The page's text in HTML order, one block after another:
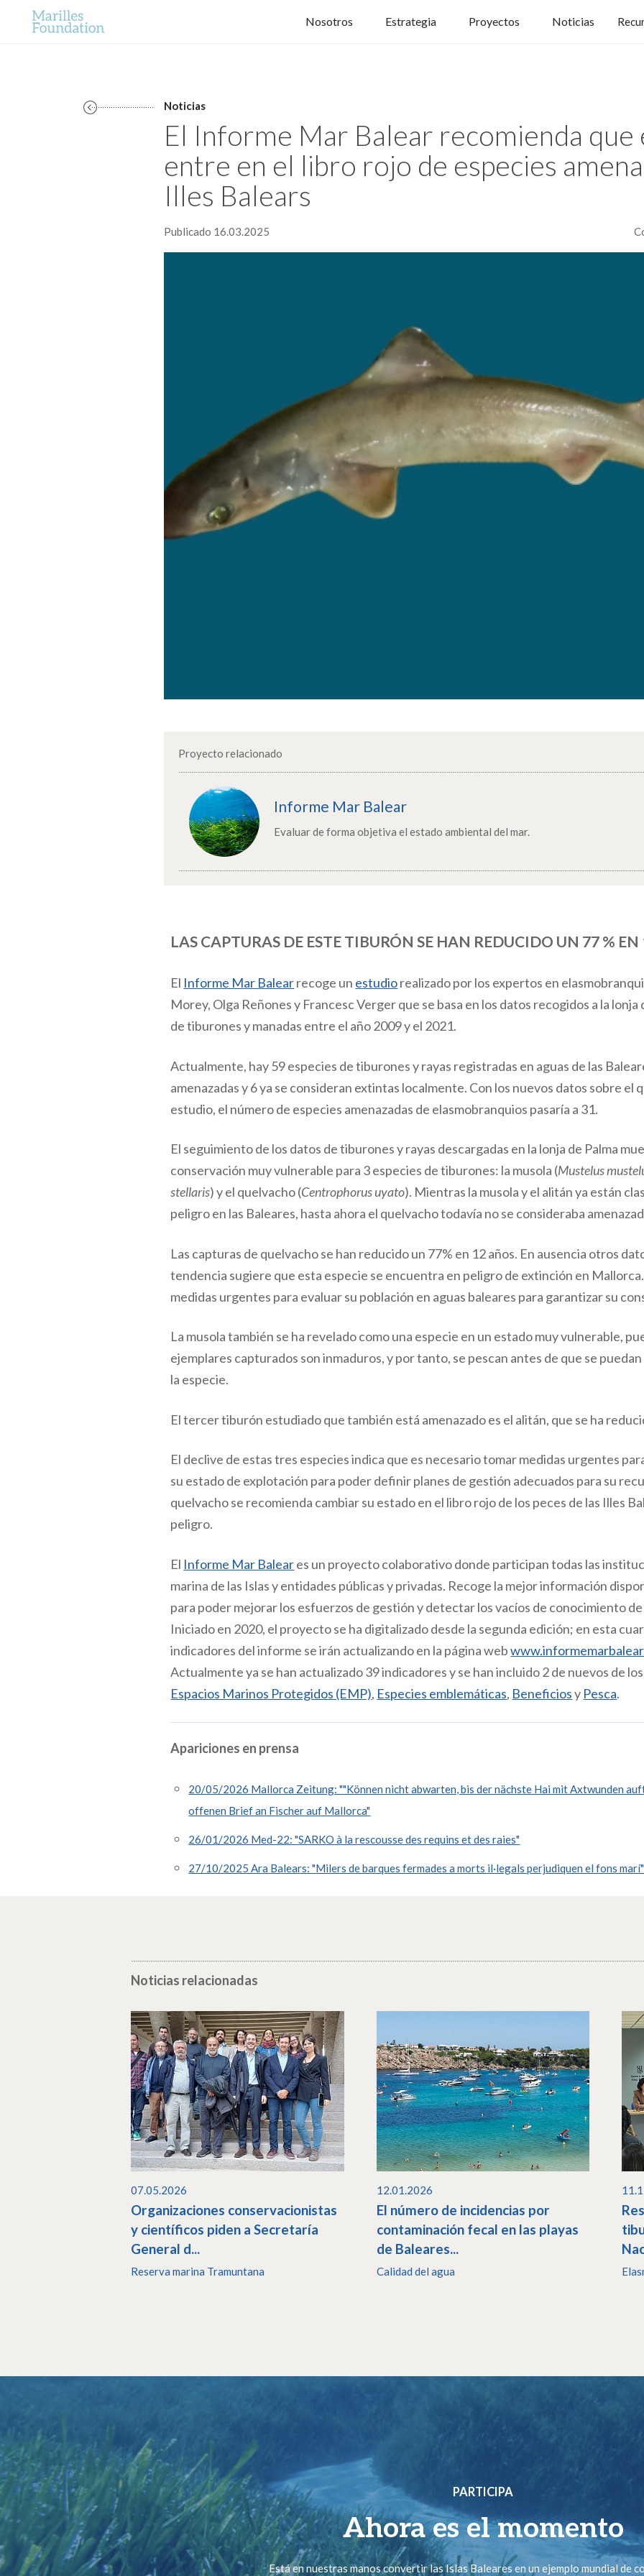
Nosotros Estrategia Proyectos Noticias
Noticias
El Informe Mar Balear recomienda que
entre en el libro rojo de especies
Illes Balears
Publicado 16.03.2025
Proyecto relacionado
Informe Mar Balear
Evaluar de forma objetiva el estado ambiental del mar.
LAS CAPTURAS DE ESTE TIBURÓN SE HAN REDUCIDO UN 77 %
El Informe Mar Balearrecoge un estudiorealizado por los expertos en
Morey, Olga Reñones y Francesc Verger que se basa en los datos recogidos a la lonja
de tiburones y manadas entre el año 2009 y el 2021.
Actualmente, hay 59 especies de tiburones y rayas registradas en aguas de las
amenazadas y 6 ya se consideran extintas localmente. Con los nuevos datos sobre el
estudio, el número de especies amenazadas de elasmobranquios pasaría a 31.
El seguimiento de los datos de tiburones y rayas descargadas en la lonja de Palma
conservación muy vulnerable para 3 especies de tiburones: la musola (Mustelus
stellaris) y el quelvacho (Centrophorus uyato). Mientras la musola y el alitán ya están
peligro en las Baleares, hasta ahora el quelvacho todavía no se consideraba
Las capturas de quelvacho se han reducido un 77% en 12 años. En ausencia otros
tendencia sugiere que esta especie se encuentra en peligro de extinción en
medidas urgentes para evaluar su población en aguas baleares para garantizar su
La musola también se ha revelado como una especie en un estado muy vulnerable,
ejemplares capturados son inmaduros, y por tanto, se pescan antes de que se
la especie.
El tercer tiburón estudiado que también está amenazado es el alitán, que se ha
El declive de estas tres especies indica que es necesario tomar medidas urgentes
su estado de explotación para poder definir planes de gestión adecuados para su
quelvacho se recomienda cambiar su estado en el libro rojo de los peces de las Illes
peligro.
El Informe Mar Baleares un proyecto colaborativo donde participan todas las
marina de las Islas y entidades públicas y privadas. Recoge la mejor información
para poder mejorar los esfuerzos de gestión y detectar los vacíos de conocimiento
Iniciado en 2020, el proyecto se ha digitalizado desde la segunda edición; en esta
indicadores del informe se irán actualizando en la página web
Actualmente ya se han actualizado 39 indicadores y se han incluido 2 de nuevos de
Espacios Marinos Protegidos (EMP), Especies emblemáticas, Beneficiosy Pesca.
Apariciones en prensa
20/05/2026 Mallorca Zeitung: ""Können nicht abwarten, bis der nächste Hai mit Axtwunden
offenen Brief an Fischer auf Mallorca"
26/01/2026 Med-22: "SARKO à la rescousse des requins et des raies"
27/10/2025 Ara Balears: "Milers de barques fermades a morts il·legals perjudiquen el fons marí"
Noticias relacionadas
07.05.2026
Organizaciones conservacionistas
y científicos piden a Secretaría
General d...
Reserva marina Tramuntana
12.01.2026
El número de incidencias por
contaminación fecal en las playas
de Baleares...
Calidad del agua
PARTICIPA
Ahora es el momento
Está en nuestras manos convertir las Islas Baleares en un ejemplo mundial de